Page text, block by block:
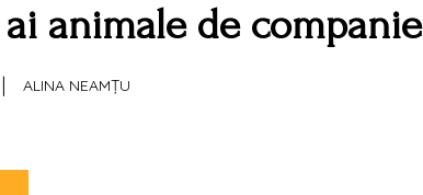
animale de companie
| ALINA NEAMȚU